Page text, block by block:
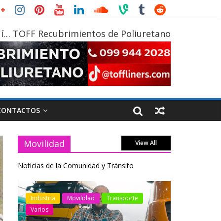
TOFF Recubrimientos de Poliuretano
Movilidad View All
Noticias de la Comunidad y Tránsito
Industria Movilidad
Transporte
Varios